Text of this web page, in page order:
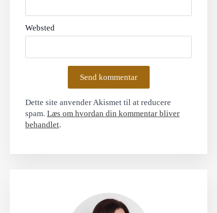
Websted
Dette site anvender Akismet til at reducere
spam. Læs om hvordan din kommentar bliver
behandlet.